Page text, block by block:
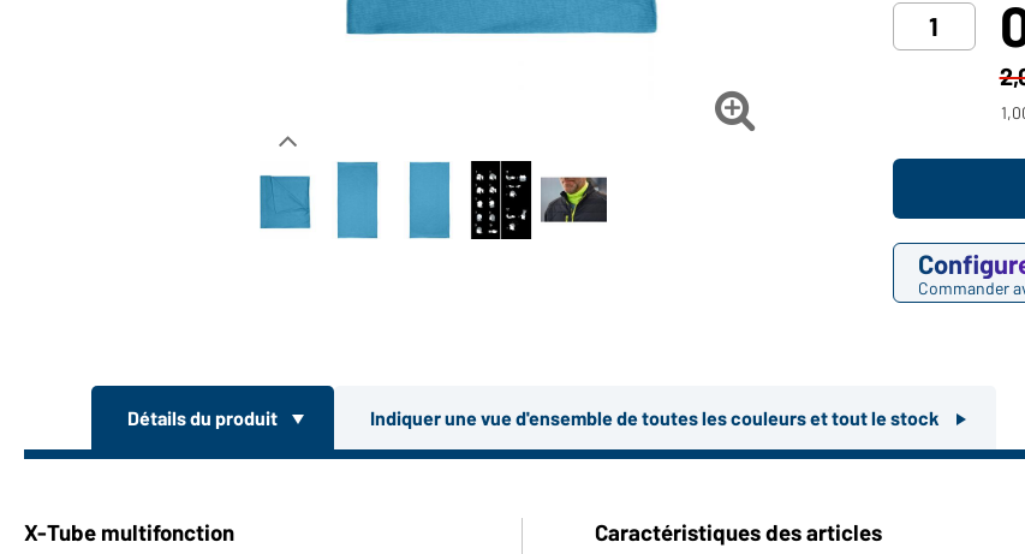

Commander
Détails du produit Indiquer une vue d'ensemble de toutes les couleurs et tout le stock
X-Tube multifonction Caractéristiques des articles